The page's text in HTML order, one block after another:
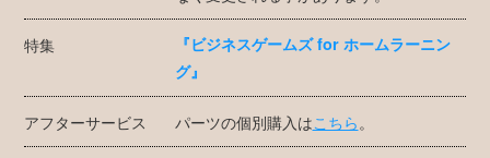
特集
『ビジネスゲームズ for ホームラーニン
グ』
アフターサービス パーツの個別購入はこちら。